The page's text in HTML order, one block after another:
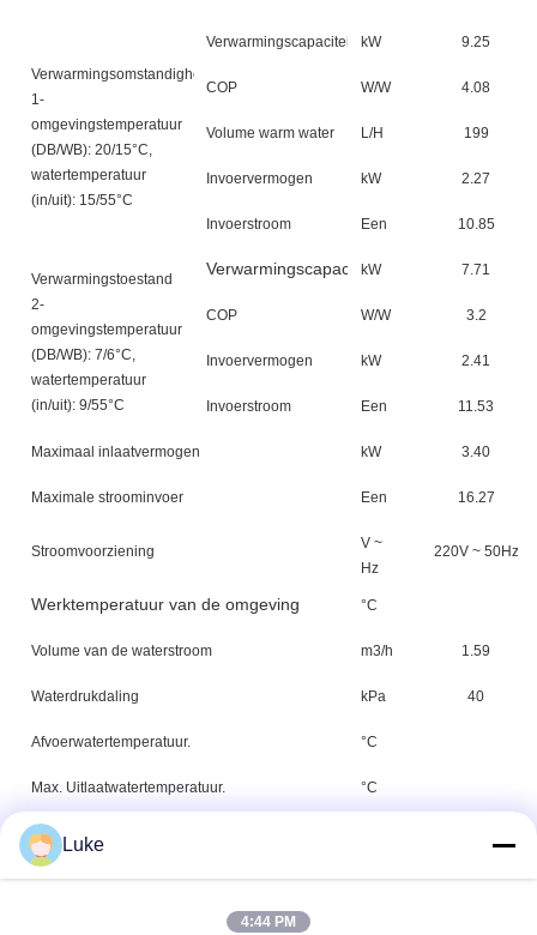
Verwarmingsomstandigheden
1-
omgevingstemperatuur
(DB/WB): 20/15°C,
watertemperatuur
(in/uit): 15/55°C
Verwarmingscapaciteit kW 9.25
COP W/W 4.08
Volume warm water L/H 199
Invoervermogen kW 2.27
Invoerstroom Een 10.85
Verwarmingstoestand
2-
omgevingstemperatuur
(DB/WB): 7/6°C,
watertemperatuur
(in/uit): 9/55°C
Verwarmingscapaciteit
kW 7.71
COP W/W 3.2
Invoervermogen kW 2.41
Invoerstroom Een 11.53
Maximaal inlaatvermogen kW 3.40
Maximale stroominvoer Een 16.27
Stroomvoorziening
V ~
Hz
220V ~ 50Hz
Werktemperatuur van de omgeving °C
Volume van de waterstroom m3/h 1.59
Waterdrukdaling kPa 40
Afvoerwatertemperatuur. °C
Max. Uitlaatwatertemperatuur. °C
Waterverbinding G1
Waterpomp Qty
Luke
4:44 PM